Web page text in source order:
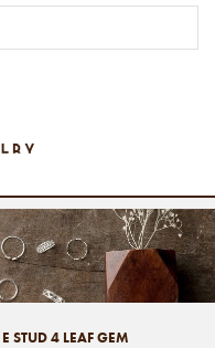
E STUD 4 LEAF GEM